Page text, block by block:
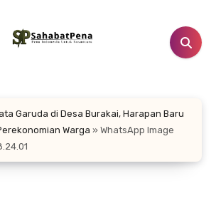
Garuda di Desa Burakai, Harapan Baru
Warga » WhatsApp Image